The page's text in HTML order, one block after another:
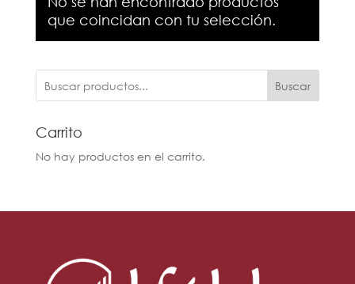
que coincidan con tu selección.
Buscar
Carrito
No hay productos en el carrito.